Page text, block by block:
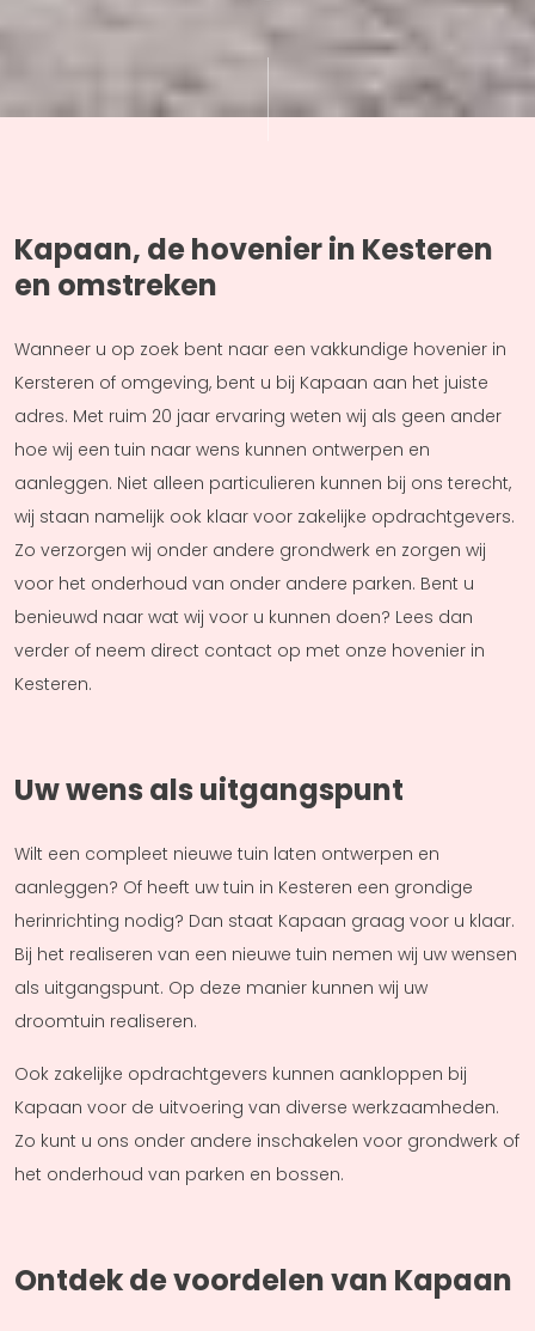
Kapaan, de hovenier in Kesteren
en omstreken
Wanneer u op zoek bent naar een vakkundige hovenier in
Kersteren of omgeving, bent u bij Kapaan aan het juiste
adres. Met ruim 20 jaar ervaring weten wij als geen ander
hoe wij een tuin naar wens kunnen ontwerpen en
aanleggen. Niet alleen particulieren kunnen bij ons terecht,
wij staan namelijk ook klaar voor zakelijke opdrachtgevers.
Zo verzorgen wij onder andere grondwerk en zorgen wij
voor het onderhoud van onder andere parken. Bent u
benieuwd naar wat wij voor u kunnen doen? Lees dan
verder of neem direct contact op met onze hovenier in
Kesteren.
Uw wens als uitgangspunt
Wilt een compleet nieuwe tuin laten ontwerpen en
aanleggen? Of heeft uw tuin in Kesteren een grondige
herinrichting nodig? Dan staat Kapaan graag voor u klaar.
Bij het realiseren van een nieuwe tuin nemen wij uw wensen
als uitgangspunt. Op deze manier kunnen wij uw
droomtuin realiseren.
Ook zakelijke opdrachtgevers kunnen aankloppen bij
Kapaan voor de uitvoering van diverse werkzaamheden.
Zo kunt u ons onder andere inschakelen voor grondwerk of
het onderhoud van parken en bossen.
Ontdek de voordelen van Kapaan